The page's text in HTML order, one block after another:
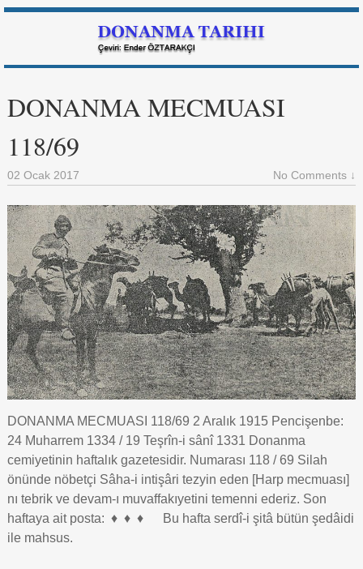
DONANMA MECMUASI
118/69
02 Ocak 2017 No Comments ↓
DONANMA MECMUASI 118/69 2 Aralık 1915 Pencişenbe:
24 Muharrem 1334 / 19 Teşrîn-i sânî 1331 Donanma
cemiyetinin haftalık gazetesidir. Numarası 118 / 69 Silah
önünde nöbetçi Sâha-i intişâri tezyin eden [Harp mecmuası]
nı tebrik ve devam-ı muvaffakıyetini temenni ederiz. Son
haftaya ait posta: ♦ ♦ ♦ Bu hafta serdî-i şitâ bütün şedâidi
ile mahsus.